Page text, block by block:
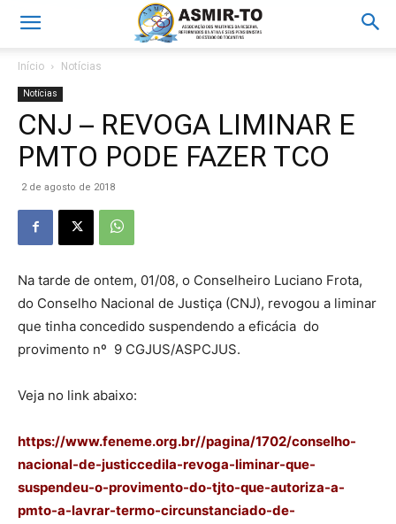
Início Notícias
Notícias
CNJ – REVOGA LIMINAR E
PMTO PODE FAZER TCO
2 de agosto de 2018
Na tarde de ontem, 01/08, o Conselheiro Luciano Frota,
do Conselho Nacional de Justiça (CNJ), revogou a liminar
que tinha concedido suspendendo a eficácia do
provimento nº 9 CGJUS/ASPCJUS.
Veja no link abaixo:
https://www.feneme.org.br//pagina/1702/conselho-
nacional-de-justiccedila-revoga-liminar-que-
suspendeu-o-provimento-do-tjto-que-autoriza-a-
pmto-a-lavrar-termo-circunstanciado-de-